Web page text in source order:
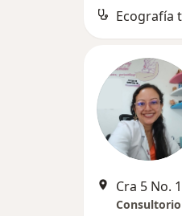
Ecografía
Cra 5 No.